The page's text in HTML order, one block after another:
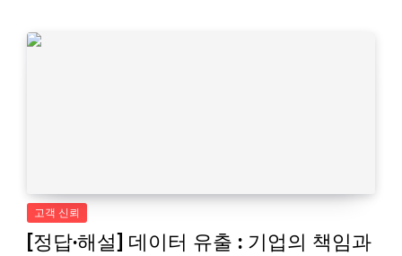
고객 신뢰
[정답·해설] 데이터 유출 : 기업의 책임과